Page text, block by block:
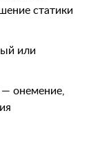
статики
или
— онемение,